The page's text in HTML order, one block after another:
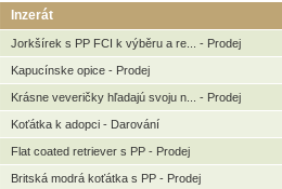
Inzerát
Jorkšírek s PP FCI k výběru a re... - Prodej
Kapucínske opice - Prodej
Krásne veveričky hľadajú svoju n... - Prodej
Koťátka k adopci - Darování
Flat coated retriever s PP - Prodej
Britská modrá koťátka s PP - Prodej